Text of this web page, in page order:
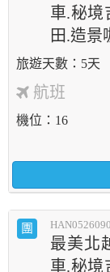
車.秘境
田.造景
5天
航班
機位 16
團
最美北
車.秘境